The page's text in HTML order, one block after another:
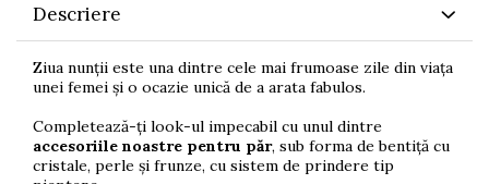
Descriere
Ziua nunții este una dintre cele mai frumoase zile din viața
unei femei și o ocazie unică de a arata fabulos.
Completează-ți look-ul impecabil cu unul dintre
accesoriile noastre pentru păr, sub forma de bentiță cu
cristale, perle și frunze, cu sistem de prindere tip